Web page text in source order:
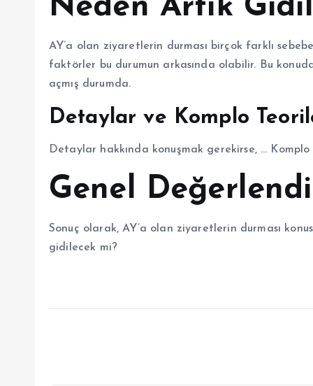
Neden Artık
AY’a olan ziyaretlerin durması birçok farklı
faktörler bu durumun arkasında olabilir. Bu
açmış durumda.
Detaylar ve Komplo
Detaylar hakkında konuşmak gerekirse, …
Genel
Sonuç olarak, AY’a olan ziyaretlerin durması
gidilecek mi?